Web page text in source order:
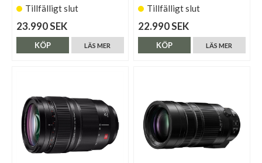
Tillfälligt slut
23.990 SEK
LÄS MER
KÖP
Tillfälligt slut
22.990 SEK
LÄS MER
KÖP